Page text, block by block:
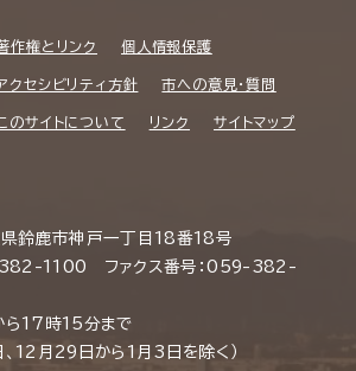
作権とリンク 個人情報保護
クセシビリティ方針 市への意見・質問
のサイトについて リンク サイトマップ
鹿市神戸一丁目18番18号
382-1100 ファクス番号：059-382-
ら17時15分まで
、12月29日から1月3日を除く）